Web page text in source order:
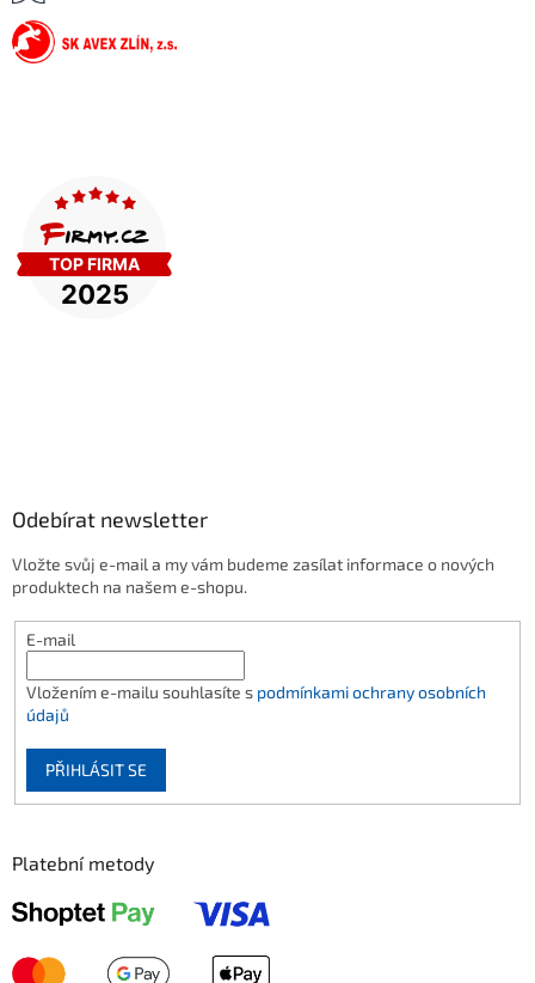
Odebírat newsletter
Vložte svůj e-mail a my vám budeme zasílat informace o nových
produktech na našem e-shopu.
E-mail
Vložením e-mailu souhlasíte s podmínkami ochrany osobních
údajů
PŘIHLÁSIT SE
Platební metody